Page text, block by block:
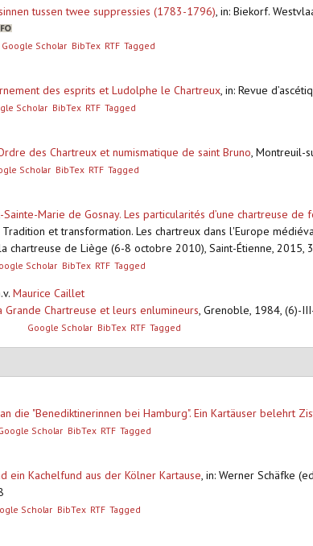
tussen twee suppressies (1783-1796), in: Biekorf.
Google Scholar BibTex RTF Tagged
des esprits et Ludolphe le Chartreux, in: Revue
Scholar BibTex RTF Tagged
des Chartreux et numismatique de saint Bruno, Montreuil-
Scholar BibTex RTF Tagged
Marie de Gosnay. Les particularités d’une chartreuse
Tradition et transformation. Les chartreux dans l'Europe
chartreuse de Liège (6-8 octobre 2010), Saint-Étienne, 2015,
Scholar BibTex RTF Tagged
Maurice Caillet
Grande Chartreuse et leurs enlumineurs, Grenoble, 1984, (6)-
Google Scholar BibTex RTF Tagged
die "Benediktinerinnen bei Hamburg". Ein Kartäuser belehrt
Scholar BibTex RTF Tagged
ein Kachelfund aus der Kölner Kartause, in: Werner Schäfke
Scholar BibTex RTF Tagged